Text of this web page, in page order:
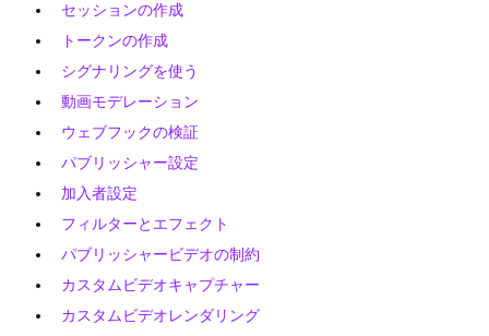
セッションの作成
トークンの作成
シグナリングを使う
動画モデレーション
ウェブフックの検証
パブリッシャー設定
加入者設定
フィルターとエフェクト
パブリッシャービデオの制約
カスタムビデオキャプチャー
カスタムビデオレンダリング